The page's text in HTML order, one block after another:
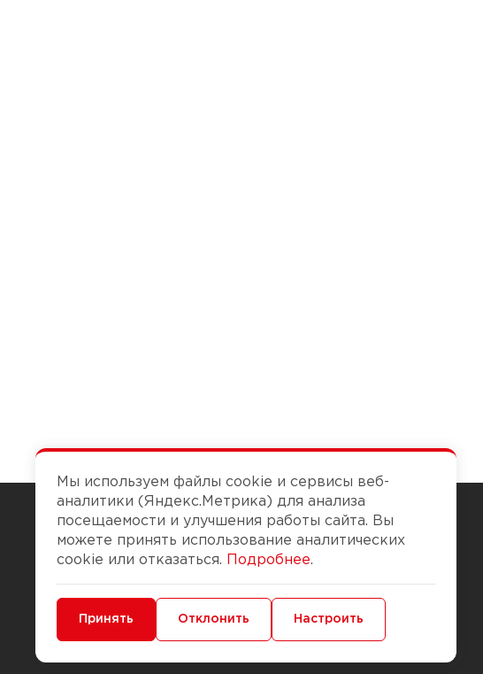
Чтобы вам легко работалось
Доставка и оплата
Мы используем файлы cookie и сервисы веб-
аналитики (Яндекс.Метрика) для анализа
посещаемости и улучшения работы сайта. Вы
можете принять использование аналитических
cookie или отказаться.
Подробнее.
Минимальные Функциональные/Аналитические
Принять Отклонить Настроить